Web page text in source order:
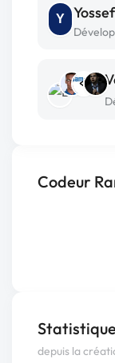
Codeur
depuis la
Y